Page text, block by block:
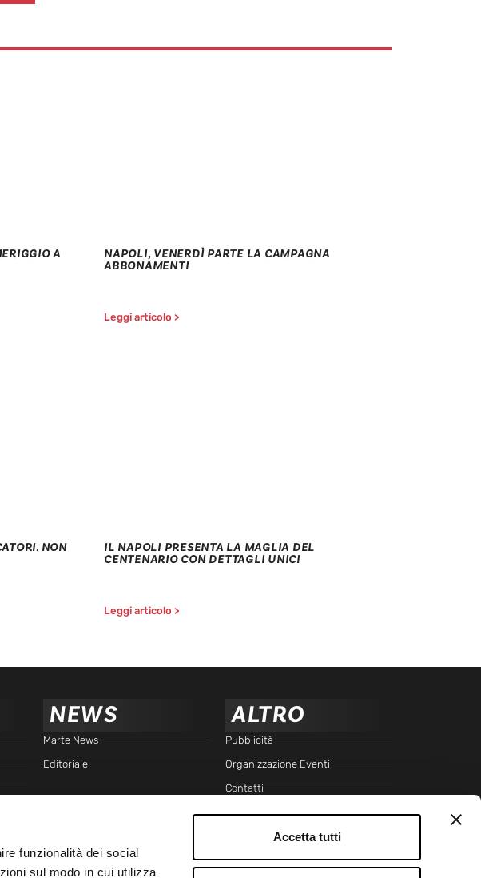
funzionalità dei social
sul modo in cui utilizza
Accetta tutti
A NAPOLI, VENERDÌ PARTE LA CAMPAGNA
ABBONAMENTI
Leggi articolo >
NON IL NAPOLI PRESENTA LA MAGLIA DEL
CENTENARIO CON DETTAGLI UNICI
Leggi articolo >
NEWS
Marte News
Editoriale
ALTRO
Pubblicità
Organizzazione Eventi
Contatti
Cookie Policy
Privacy Policy
Trasparenza